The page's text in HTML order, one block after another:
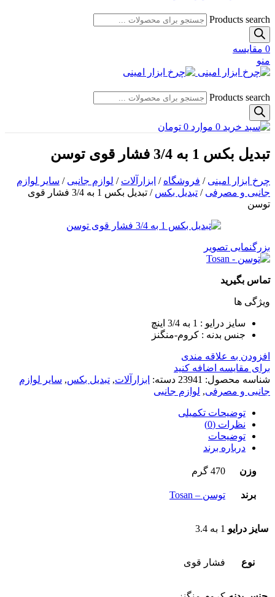
Products search
0 مقایسه
منو
Products search
0 موارد 0 تومان
تبدیل بکس 1 به 3/4 فشار قوی توسن
چرخ ابزار امینی / فروشگاه / ابزارآلات / لوازم جانبی / سایر لوازم
جانبی و مصرفی / تبدیل بکس /
تبدیل بکس 1 به 3/4 فشار قوی
توسن
بزرگنمایی تصویر
تماس بگیرید
ویژگی ها
سایز درایو : 1 به 3/4 اینچ
جنس بدنه : کروم-منگنز
افزودن به علاقه مندی
برای مقایسه اضافه کنید
شناسه محصول: 23941 دسته: ابزارآلات, تبدیل بکس, سایر لوازم
جانبی و مصرفی, لوازم جانبی
توضیحات تکمیلی
نظرات (0)
توضیحات
درباره برند
وزن 470 گرم
برند توسن – Tosan
سایز درایو 1 به 3.4
نوع فشار قوی